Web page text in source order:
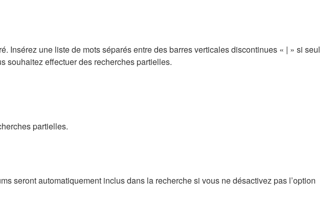
Insérez une liste de mots séparés entre des barres verticales discontinues « | » si seul
souhaitez effectuer des recherches partielles.
partielles.
seront automatiquement inclus dans la recherche si vous ne désactivez pas l’option